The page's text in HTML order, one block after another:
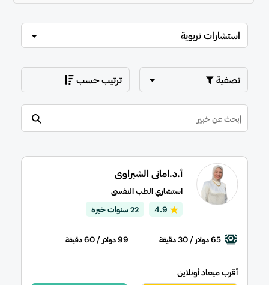
تصفية ترتيب حسب
استشارات تربوية
أ.د.امانى الشبراوى
استشاري الطب النفسى
4.9 22 سنوات خبرة
65 دولار / 30 دقيقة 99 دولار / 60 دقيقة
أقرب ميعاد أونلاين